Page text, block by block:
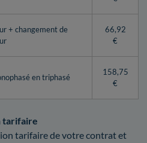
+ changement de
66,92
€
en triphasé
158,75
€
tarifaire
tarifaire de votre contrat et